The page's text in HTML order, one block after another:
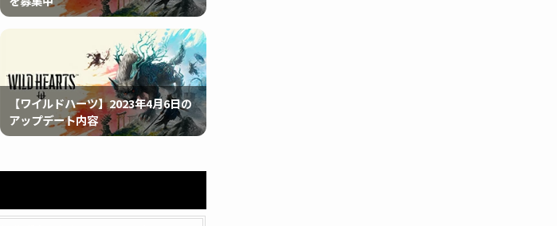
【ワイルドハーツ】2023年4月6日の
アップデート内容